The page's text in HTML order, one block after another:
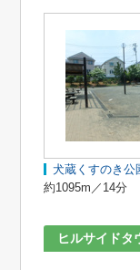
犬蔵くすのき公
約1095m／14分
ヒルサイドタ